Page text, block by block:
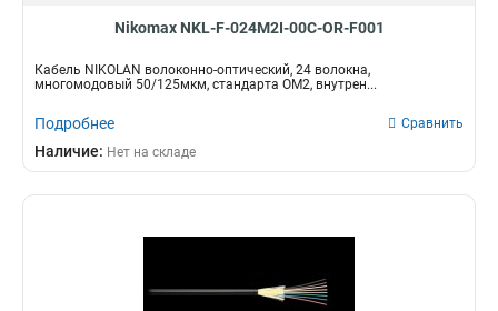
Nikomax NKL-F-024M2I-00C-OR-F001
Кабель NIKOLAN волоконно-оптический, 24 волокна,
многомодовый 50/125мкм, стандарта ОМ2, внутрен...
Подробнее Сравнить
Наличие: Нет на складе